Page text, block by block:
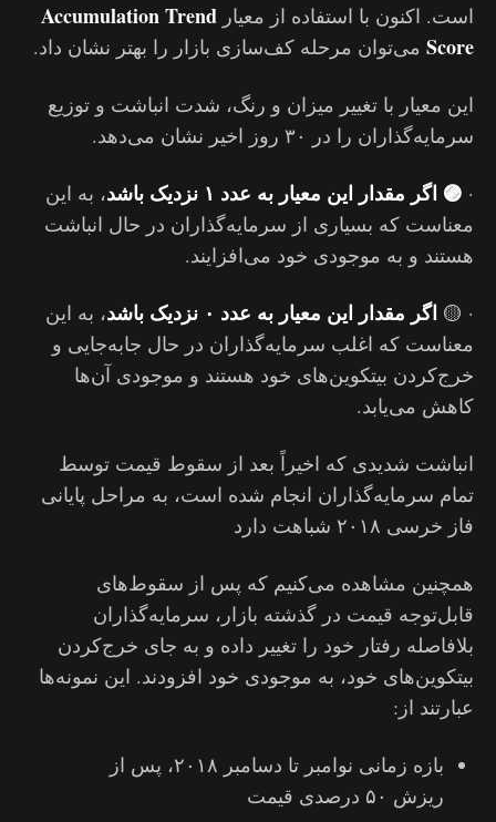
است. اکنون با استفاده از معیار Accumulation Trend
Score می‌توان مرحله کف‌سازی بازار را بهتر نشان داد.
این معیار با تغییر میزان و رنگ، شدت انباشت و توزیع
سرمایه‌گذاران را در ۳۰ روز اخیر نشان می‌دهد.
· 🟣 اگر مقدار این معیار به عدد ۱ نزدیک باشد
، به این
معناست که بسیاری از سرمایه‌گذاران در حال انباشت
هستند و به موجودی خود می‌افزایند.
· 🟡 اگر مقدار این معیار به عدد ۰ نزدیک باشد
، به این
معناست که اغلب سرمایه‌گذاران در حال جابه‌جایی و
خرج‌کردن بیتکوین‌های خود هستند و موجودی آن‌ها
کاهش می‌یابد.
انباشت شدیدی که اخیراً بعد از سقوط قیمت توسط
تمام سرمایه‌گذاران انجام شده است، به مراحل پایانی
فاز خرسی ۲۰۱۸ شباهت دارد
همچنین مشاهده می‌کنیم که پس از سقوط‌های
قابل‌توجه قیمت در گذشته بازار، سرمایه‌گذاران
بلافاصله رفتار خود را تغییر داده و به جای خرج‌کردن
بیتکوین‌های خود، به موجودی خود افزودند. این نمونه‌ها
عبارتند از:
بازه زمانی نوامبر تا دسامبر ۲۰۱۸، پس از
ریزش ۵۰ درصدی قیمت